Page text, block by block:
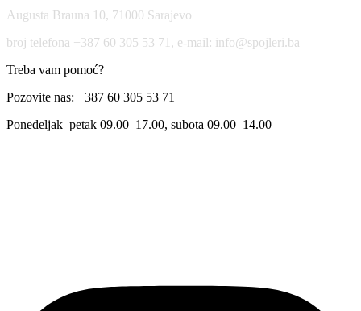
Augusta Brauna 10, 71000 Sarajevo
broj telefona +387 60 305 53 71, e-mail: info@spojleri.ba
Treba vam pomoć?
Pozovite nas: +387 60 305 53 71
Ponedeljak–petak 09.00–17.00, subota 09.00–14.00